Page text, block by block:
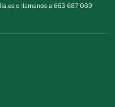
o llámanos a 663 687 089